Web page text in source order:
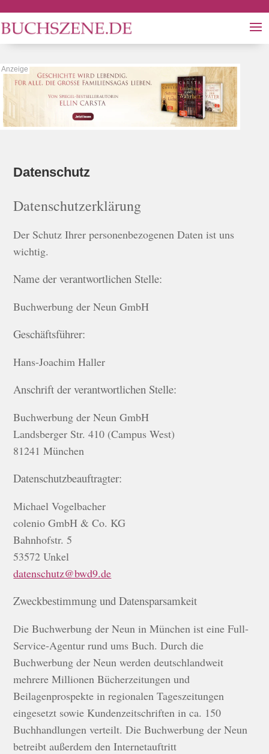
Datenschutz
Datenschutzerklärung
Der Schutz Ihrer personenbezogenen Daten ist uns
wichtig.
Name der verantwortlichen Stelle:
Buchwerbung der Neun GmbH
Geschäftsführer:
Hans-Joachim Haller
Anschrift der verantwortlichen Stelle:
Buchwerbung der Neun GmbH
Landsberger Str. 410 (Campus West)
81241 München
Datenschutzbeauftragter:
Michael Vogelbacher
colenio GmbH & Co. KG
Bahnhofstr. 5
53572 Unkel
datenschutz@bwd9.de
Zweckbestimmung und Datensparsamkeit
Die Buchwerbung der Neun in München ist eine Full-
Service-Agentur rund ums Buch. Durch die
Buchwerbung der Neun werden deutschlandweit
mehrere Millionen Bücherzeitungen und
Beilagenprospekte in regionalen Tageszeitungen
eingesetzt sowie Kundenzeitschriften in ca. 150
Buchhandlungen verteilt. Die Buchwerbung der Neun
betreibt außerdem den Internetauftritt